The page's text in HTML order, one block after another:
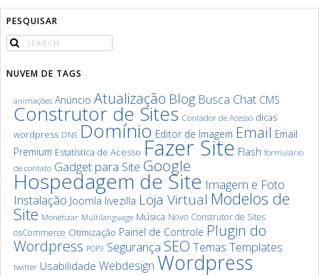
PESQUISAR
NUVEM DE TAGS
animações Anúncio Atualização Blog Busca Chat CMS
Construtor de Sites Contador de Acesso dicas
wordpress DNS Domínio Editor de Imagem Email Email
Premium Estatística de Acesso Fazer Site Flash formulário
de contato Gadget para Site Google
Hospedagem de Site Imagem e Foto
Instalação Joomla livezilla Loja Virtual Modelos de
Site Monetizar Multilanguage Música Novo Construtor de Sites
osCommerce Otimização Painel de Controle Plugin do
Wordpress POP3 Segurança SEO Temas Templates
twitter Usabilidade Webdesign Wordpress